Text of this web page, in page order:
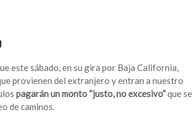
este sábado, en su gira por Baja California,
provienen del extranjero y entran a nuestro
pagarán un monto “justo, no excesivo”que se
de caminos.